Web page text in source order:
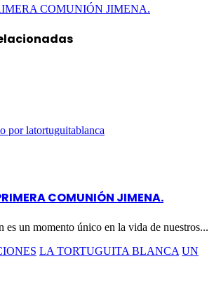
COMUNIÓN JIMENA.
por latortuguitablanca
COMUNIÓN JIMENA.
es un momento único en la vida de nuestros...
LA TORTUGUITA BLANCA UN